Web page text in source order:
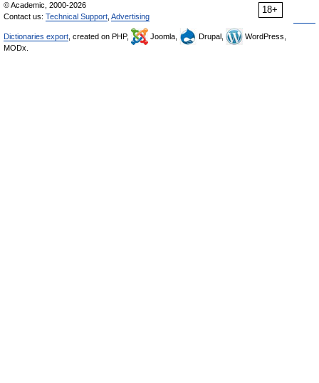
18+
© Academic, 2000-2026
Contact us: Technical Support Advertising
Dictionaries export , created on PHP, Joomla, Drupal,
WordPress,
MODx.